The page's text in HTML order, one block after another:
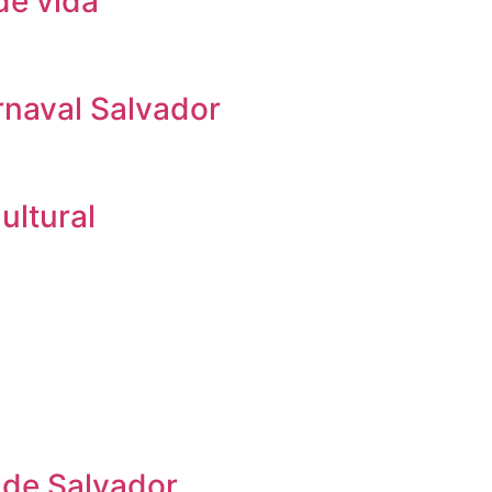
Salvador